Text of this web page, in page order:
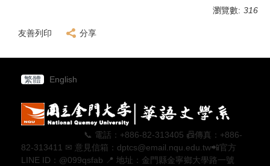
瀏覽數: 316
友善列印 分享
繁體 English
📞 電話：+886-82-313405 📠傳真：+886-
82-313411 ✉ 意見信箱：dptcs@email.nqu.edu.tw📲官方
LINE ID：@099qsfab 📍 地址：金門縣金寧鄉大學路一號